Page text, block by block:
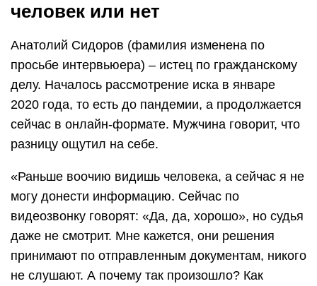
человек или нет
Анатолий Сидоров (фамилия изменена по
просьбе интервьюера) – истец по гражданскому
делу. Началось рассмотрение иска в январе
2020 года, то есть до пандемии, а продолжается
сейчас в онлайн-формате. Мужчина говорит, что
разницу ощутил на себе.
«Раньше воочию видишь человека, а сейчас я не
могу донести информацию. Сейчас по
видеозвонку говорят: «Да, да, хорошо», но судья
даже не смотрит. Мне кажется, они решения
принимают по отправленным документам, никого
не слушают. А почему так произошло? Как